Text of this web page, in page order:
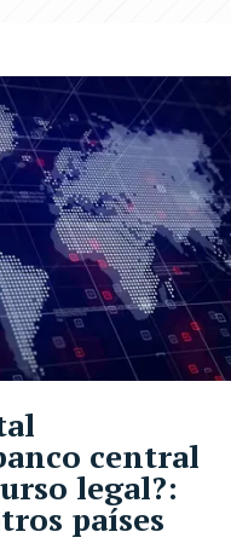
central
legal?:
países